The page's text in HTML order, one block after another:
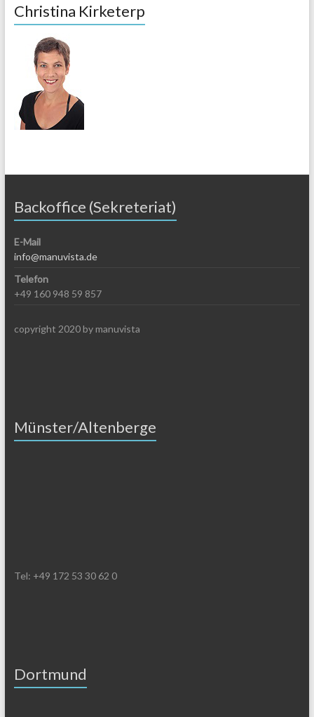
Christina Kirketerp
Backoffice (Sekreteriat)
E-Mail
info@manuvista.de
Telefon
+49 160 948 59 857
copyright 2020 by manuvista
Münster/Altenberge
Tel: +49 172 53 30 62 0
Dortmund